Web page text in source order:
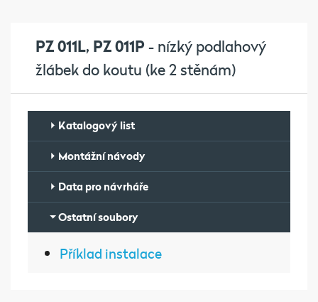
PZ 011L, PZ 011P - nízký podlahový
žlábek do koutu (ke 2 stěnám)
Katalogový list
Montážní návody
Data pro návrháře
Ostatní soubory
Příklad instalace